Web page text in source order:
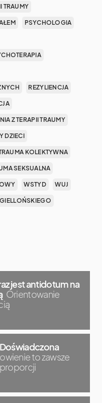
TRAUMY
PSYCHOLOGIA
REZYLIENCJA
Z TERAPII TRAUMY
DZIECI
KOLEKTYWNA
SEKSUALNA
WSTYD WUJ
jest antidotum na
Orientowanie
to zawsze